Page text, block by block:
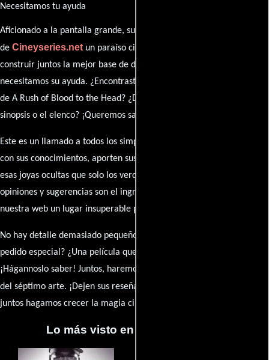
Necesitamos tu ayuda
Aficionado a la pantalla grande, su participación es clave para hacer
de Cineyseries.netun paraíso cinéfilo completo. Queremos
construir juntos la mejor base de datos cinematográfica, pero
necesitamos su ayuda. ¿Encontraste algún dato faltante en la ficha
de A Rush of Blood to the Head? ¿Detectaste algún error en la
sinopsis o el elenco? ¡Queremos saberlo todo!
Este es un llamado a todos los simpatizantes del cine: contribuyan
con sus conocimientos, aporten sus descubrimientos y compartan
esas joyas ocultas que solo los verdaderos fanáticos conocen. Sus
opiniones y sugerencias son el ingrediente secreto que hará de
nuestra web un lugar insuperable para los amantes del celuloide.
No hay detalle demasiado pequeño ni opinión insignificante. ¿Algún
pedido especial? ¿Una película que sueñas con ver reseñada?
¡Hágannoslo saber! Juntos, haremos de esta comunidad el epicentro
del séptimo arte. ¡Dejen sus reseña en la
juntos hagamos crecer la magia cinematográfica!
Lo más visto en Cineyseries.net